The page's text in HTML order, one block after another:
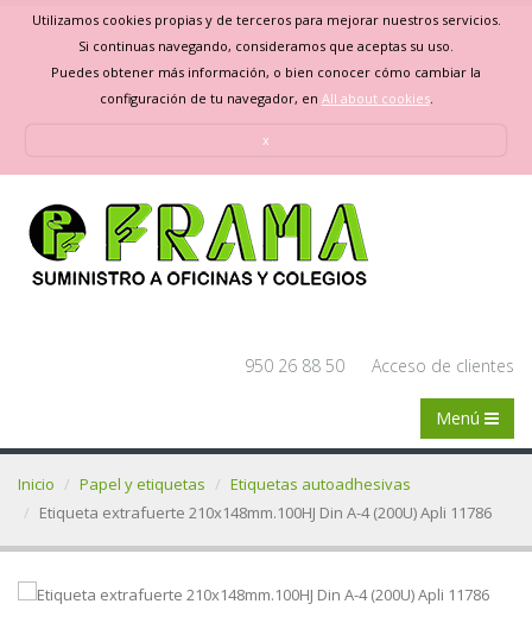
Utilizamos cookies propias y de terceros para mejorar nuestros servicios.
Si continuas navegando, consideramos que aceptas su uso.
Puedes obtener más información, o bien conocer cómo cambiar la
configuración de tu navegador, en All about cookies.
x
950 26 88 50 Acceso de clientes
Menú
Inicio Papel y etiquetas
Etiquetas autoadhesivas
Etiqueta extrafuerte 210x148mm.100HJ Din A-4 (200U) Apli 11786